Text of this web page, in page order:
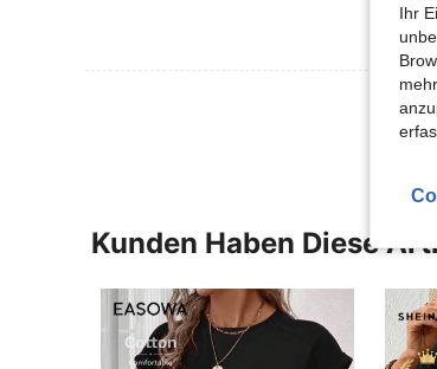
Kunden Haben Diese
Ihr